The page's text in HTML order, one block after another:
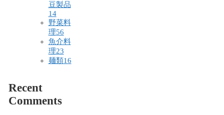
豆製品
14
野菜料
理56
魚介料
理23
麺類16
Recent
Comments